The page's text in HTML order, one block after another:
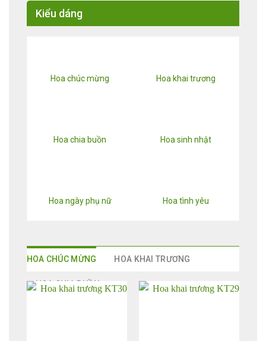
Kiểu dáng
Hoa chúc mừng Hoa khai trương
Hoa chia buồn Hoa sinh nhật
Hoa ngày phụ nữ Hoa tình yêu
HOA CHÚC MỪNG HOA KHAI TRƯƠNG
HOA CHIA BUỒN